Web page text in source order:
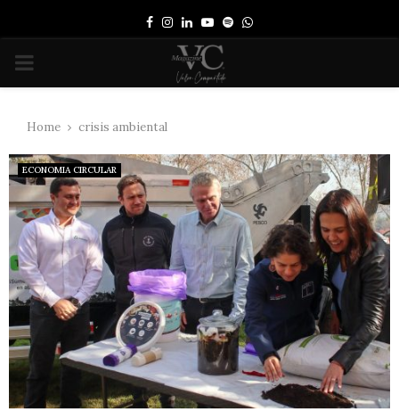
Facebook
Instagram
LinkedinYoutube
SpotifyWhatsapp
PRIMARY
Home crisis ambiental
ECONOMIA CIRCULAR